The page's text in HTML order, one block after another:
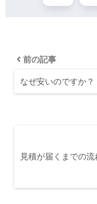
前の記事
なぜ安いのですか？
見積が届くまでの流